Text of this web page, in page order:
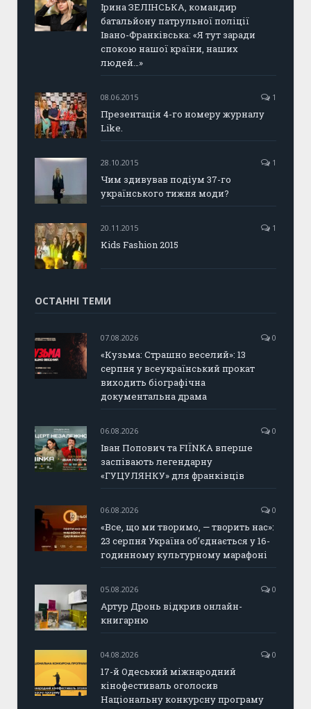
Ірина ЗЕЛІНСЬКА, командир
батальйону патрульної поліції
Івано-Франківська: «Я тут заради
спокою нашої країни, наших
людей…»
08.06.2015 1
Презентація 4-го номеру журналу
Like.
28.10.2015 1
Чим здивував подіум 37-го
українського тижня моди?
20.11.2015 1
Kids Fashion 2015
ОСТАННІ ТЕМИ
07.08.2026 0
«Кузьма: Страшно веселий»: 13
серпня у всеукраїнський прокат
виходить біографічна
документальна драма
06.08.2026 0
Іван Попович та FIÏNKA вперше
заспівають легендарну
«ГУЦУЛЯНКУ» для франківців
06.08.2026 0
«Все, що ми творимо, — творить нас»:
23 серпня Україна об’єднається у 16-
годинному культурному марафоні
05.08.2026 0
Артур Дронь відкрив онлайн-
книгарню
04.08.2026 0
17-й Одеський міжнародний
кінофестиваль оголосив
Національну конкурсну програму